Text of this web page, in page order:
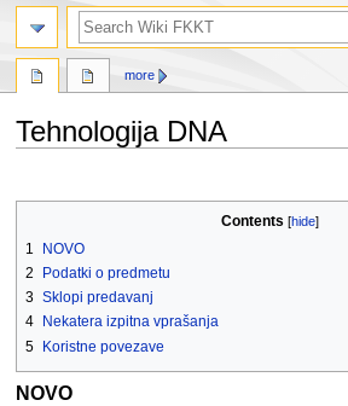
Tehnologija DNA
to
to
Contents
1
NOVO
2
Podatki o predmetu
3 Sklopi predavanj
4
Nekatera izpitna vprašanja
5 Koristne povezave
NOVO
more
search